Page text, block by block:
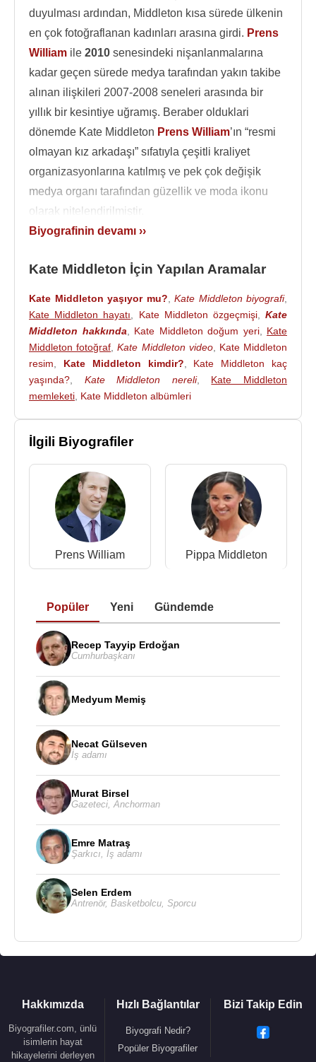
duyulması ardından, Middleton kısa sürede ülkenin
en çok fotoğraflanan kadınları arasına girdi. Prens
William ile 2010 senesindeki nişanlanmalarına
kadar geçen sürede medya tarafından yakın takibe
alınan ilişkileri 2007-2008 seneleri arasında bir
yıllık bir kesintiye uğramış. Beraber olduklari
dönemde Kate Middleton Prens William’ın “resmi
olmayan kız arkadaşı” sıfatıyla çeşitli kraliyet
organizasyonlarına katılmış ve pek çok değişik
medya organı tarafından güzellik ve moda ikonu
olarak nitelendirilmiştir.
Senelerden beri çalkantılı ilişkileriyle magazin
ayındaKenya’da yaptıkları bir tatil sırasında
nişanlanarak İngiliz halkını merak ve heyacana
boğmuş, 29 Nisan
2011 tarihinde West Minister
Abbey’de yapılan kraliyet düğünüyle evlenerek
herkesi bu meraktan kurtarmışlar.
Kate Middleton
(Catherine Elizabeth Middleton),
29 Nisan2011tarihindePrens William
William'a düklük unvanı verildi,
Kate Middleton
Cambridge düşesi oldu. George Mountbatten-
Windsor (d.22 Temmuz 2013), Charlotte
Mountbatten-Windsor (d.2 Mayıs 2015) adlarında
çocukları oldu.
2018 tarihinde bir oğlu
daha oldu. İngiliz Kraliyet Ailesi'ne yeni katılan
Eşi Galler Prensi William, Birleşik Krallık taht
sıralamasında ilk sırasında yer alıyor. Kocası tahta
geçerse kendisi otomatik olarak konsort kraliçe
olacaktır.
17 Ocak 2024 tarihinde karın ameliyatı olan
Middleton
'a yapılan testler sonrası kanser teşhisi
konuldu. Başlangıç aşamasında olan kanser
hastalığını 22 Mart 2024 tarihinde kamu oyuna
kendisi açıkladı. Şu anda kemoterapi tedavisi
görmektedir.
Kaynak:Biyografiler.com
Biyografinin devamı ››
Kate Middleton İçin Yapılan Aramalar
Kate Middleton yaşıyor mu? Kate Middleton biyografi,
Kate Middleton hayatı
Kate Middleton özgeçmişi,Kate
Middleton hakkında
Kate Middleton doğum yeri, Kate
Middleton fotoğraf ,Kate Middleton video, Kate Middleton
resim
Kate Middleton kimdir?
Kate Middleton kaç
yaşında?
Kate Middleton nereli, Kate Middleton
memleketi Kate Middleton albümleri
İlgili Biyografiler
Prens William Pippa Middleton
Popüler Yeni Gündemde
Recep Tayyip Erdoğan
Cumhurbaşkanı
Medyum Memiş
Necat Gülseven
İş adamı
Murat Birsel
Gazeteci Anchorman
Emre Matraş
Şarkıcı İş adamı
Selen Erdem
Antrenör, Basketbolcu Sporcu
Hakkımızda
Biyografiler.com, ünlü
isimlerin hayat
hikayelerini derleyen
Hızlı Bağlantılar
Biyografi Nedir?
Popüler Biyografiler
Bizi Takip Edin